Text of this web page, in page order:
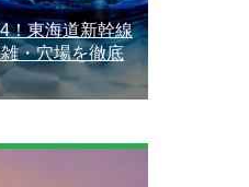
！東海道新幹線
・穴場を徹底